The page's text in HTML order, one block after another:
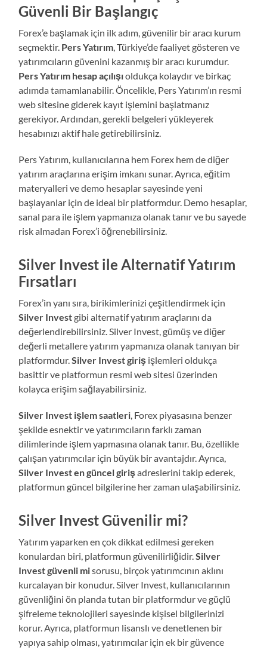
Güvenli Bir Başlangıç
Forex’e başlamak için ilk adım, güvenilir bir aracı kurum
seçmektir. Pers Yatırım, Türkiye’de faaliyet gösteren ve
yatırımcıların güvenini kazanmış bir aracı kurumdur.
Pers Yatırım hesap açılışıoldukça kolaydır ve birkaç
adımda tamamlanabilir. Öncelikle, Pers Yatırım’ın resmi
web sitesine giderek kayıt işlemini başlatmanız
gerekiyor. Ardından, gerekli belgeleri yükleyerek
hesabınızı aktif hale getirebilirsiniz.
Pers Yatırım, kullanıcılarına hem Forex hem de diğer
yatırım araçlarına erişim imkanı sunar. Ayrıca, eğitim
materyalleri ve demo hesaplar sayesinde yeni
başlayanlar için de ideal bir platformdur. Demo hesaplar,
sanal para ile işlem yapmanıza olanak tanır ve bu sayede
risk almadan Forex’i öğrenebilirsiniz.
Silver Invest ile Alternatif Yatırım
Fırsatları
Forex’in yanı sıra, birikimlerinizi çeşitlendirmek için
Silver Investgibi alternatif yatırım araçlarını da
değerlendirebilirsiniz. Silver Invest, gümüş ve diğer
değerli metallere yatırım yapmanıza olanak tanıyan bir
platformdur.Silver Invest giriş işlemleri oldukça
basittir ve platformun resmi web sitesi üzerinden
kolayca erişim sağlayabilirsiniz.
Silver Invest işlem saatleri, Forex piyasasına benzer
şekilde esnektir ve yatırımcıların farklı zaman
dilimlerinde işlem yapmasına olanak tanır. Bu, özellikle
çalışan yatırımcılar için büyük bir avantajdır. Ayrıca,
Silver Invest en güncel girişadreslerini takip ederek,
platformun güncel bilgilerine her zaman ulaşabilirsiniz.
Silver Invest Güvenilir mi?
Yatırım yaparken en çok dikkat edilmesi gereken
konulardan biri, platformun güvenilirliğidir.Silver
Invest güvenli misorusu, birçok yatırımcının aklını
kurcalayan bir konudur. Silver Invest, kullanıcılarının
güvenliğini ön planda tutan bir platformdur ve güçlü
şifreleme teknolojileri sayesinde kişisel bilgilerinizi
korur. Ayrıca, platformun lisanslı ve denetlenen bir
yapıya sahip olması, yatırımcılar için ek bir güvence